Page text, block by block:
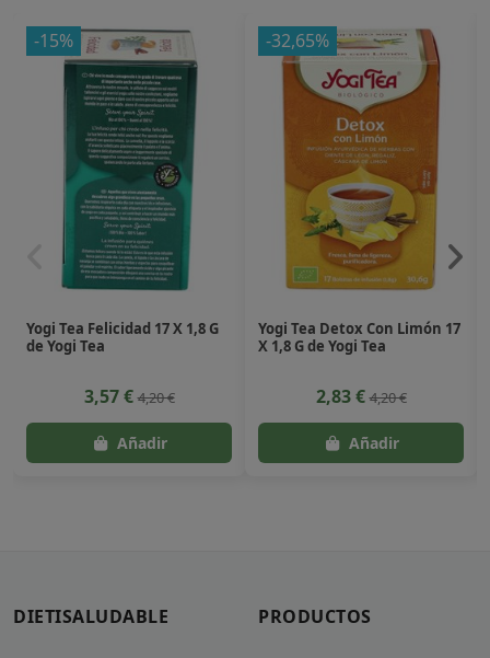
-15%
Yogi Tea Felicidad 17 X 1,8 G
de Yogi Tea
3,57 €4,20 €
-32,65%
Yogi Tea Detox Con Limón 17
X 1,8 G de Yogi Tea
2,83 €4,20 €
DIETISALUDABLE PRODUCTOS